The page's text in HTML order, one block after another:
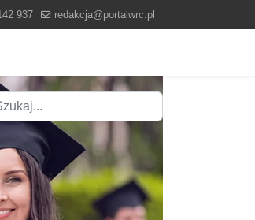
937 redakcja@portalwrc.pl
2 or more characters for results.